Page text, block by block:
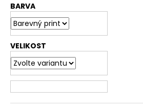
BARVA
VELIKOST
D
o
p
o
r
u
č
j